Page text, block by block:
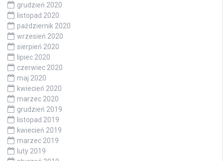
grudzień 2020
listopad 2020
październik 2020
wrzesień 2020
sierpień 2020
lipiec 2020
czerwiec 2020
maj 2020
kwiecień 2020
marzec 2020
grudzień 2019
listopad 2019
kwiecień 2019
marzec 2019
luty 2019